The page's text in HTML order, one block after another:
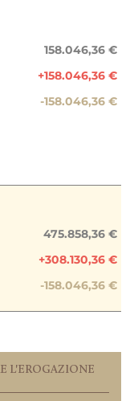
317.812,00 €
Fossano
Fossano
150.084,00 €
0,00 €
158.046,36 €
+158.046,36 €
-158.046,36 €
158.046,36 €
475.858,36 €
+308.130,36 €
-158.046,36 €
L'EROGAZIONE